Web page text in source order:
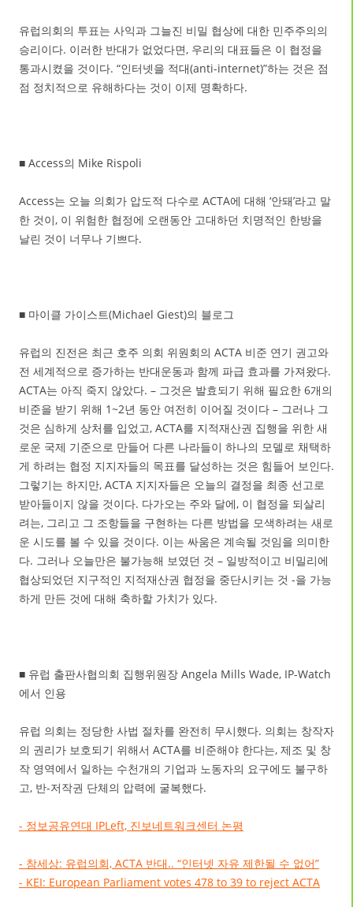
유럽의회의 투표는 사익과 그늘진 비밀 협상에 대한 민주주의의
승리이다. 이러한 반대가 없었다면, 우리의 대표들은 이 협정을
통과시켰을 것이다. “인터넷을 적대(anti-internet)”하는 것은 점
점 정치적으로 유해하다는 것이 이제 명확하다.
■ Access의 Mike Rispoli
Access는 오늘 의회가 압도적 다수로 ACTA에 대해 ‘안돼’라고 말
한 것이, 이 위험한 협정에 오랜동안 고대하던 치명적인 한방을
날린 것이 너무나 기쁘다.
■ 마이클 가이스트(Michael Giest)의 블로그
유럽의 진전은 최근 호주 의회 위원회의 ACTA 비준 연기 권고와
전 세계적으로 증가하는 반대운동과 함께 파급 효과를 가져왔다.
ACTA는 아직 죽지 않았다. – 그것은 발효되기 위해 필요한 6개의
비준을 받기 위해 1~2년 동안 여전히 이어질 것이다 – 그러나 그
것은 심하게 상처를 입었고, ACTA를 지적재산권 집행을 위한 새
로운 국제 기준으로 만들어 다른 나라들이 하나의 모델로 채택하
게 하려는 협정 지지자들의 목표를 달성하는 것은 힘들어 보인다.
그렇기는 하지만, ACTA 지지자들은 오늘의 결정을 최종 선고로
받아들이지 않을 것이다. 다가오는 주와 달에, 이 협정을 되살리
려는, 그리고 그 조항들을 구현하는 다른 방법을 모색하려는 새로
운 시도를 볼 수 있을 것이다. 이는 싸움은 계속될 것임을 의미한
다. 그러나 오늘만은 불가능해 보였던 것 – 일방적이고 비밀리에
협상되었던 지구적인 지적재산권 협정을 중단시키는 것 -을 가능
하게 만든 것에 대해 축하할 가치가 있다.
■ 유럽 출판사협의회 집행위원장 Angela Mills Wade, IP-Watch
에서 인용
유럽 의회는 정당한 사법 절차를 완전히 무시했다. 의회는 창작자
의 권리가 보호되기 위해서 ACTA를 비준해야 한다는, 제조 및 창
작 영역에서 일하는 수천개의 기업과 노동자의 요구에도 불구하
고, 반-저작권 단체의 압력에 굴복했다.
- 정보공유연대 IPLeft, 진보네트워크센터 논평
- 참세상: 유럽의회, ACTA 반대.. “인터넷 자유 제한될 수 없어”
- KEI: European Parliament votes 478 to 39 to reject ACTA